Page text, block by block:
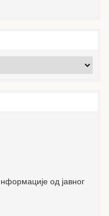
од јавног